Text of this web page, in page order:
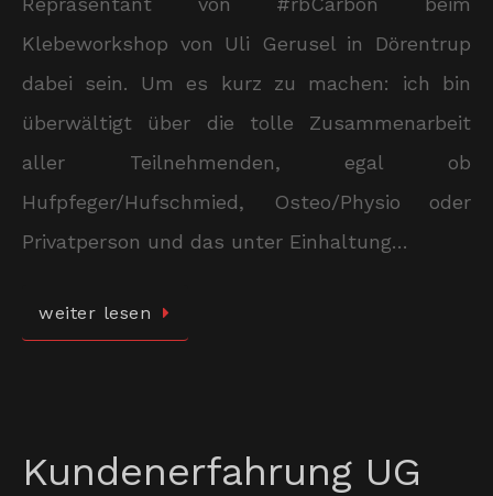
Klebeworkshop von Uli Gerusel in Dörentrup
dabei sein. Um es kurz zu machen: ich bin
überwältigt über die tolle Zusammenarbeit
aller Teilnehmenden, egal ob
Hufpfeger/Hufschmied, Osteo/Physio oder
Privatperson und das unter Einhaltung…
weiter lesen
Kundenerfahrung UG